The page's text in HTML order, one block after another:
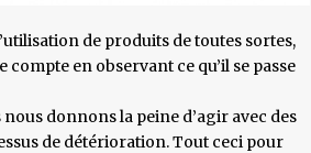
de produits de toutes sortes,
en observant ce qu’il se passe
donnons la peine d’agir avec des
de détérioration. Tout ceci pour